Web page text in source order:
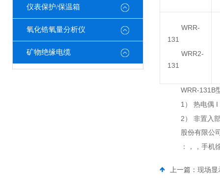
仪表保护/保温箱
氧化锆氧量分析仪
矿物绝缘电缆
WRR-
131
WRR2-
131
WRR-131B
1） 热电偶
2） 非置入
股份有限公
：，，手机
上一篇： 现场显